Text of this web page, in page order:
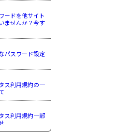
ードを他サイト
ませんか？今す
パスワード設定
ス利用規約の一
ス利用規約一部